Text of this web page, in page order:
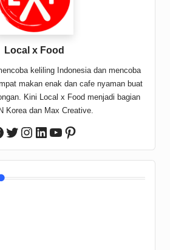
Local x Food
keliling Indonesia dan mencoba
makan enak dan cafe nyaman buat
Kini Local x Food menjadi bagian
Korea dan Max Creative.
Twitter
Instagram
LinkedIn
YouTube
Pinterest